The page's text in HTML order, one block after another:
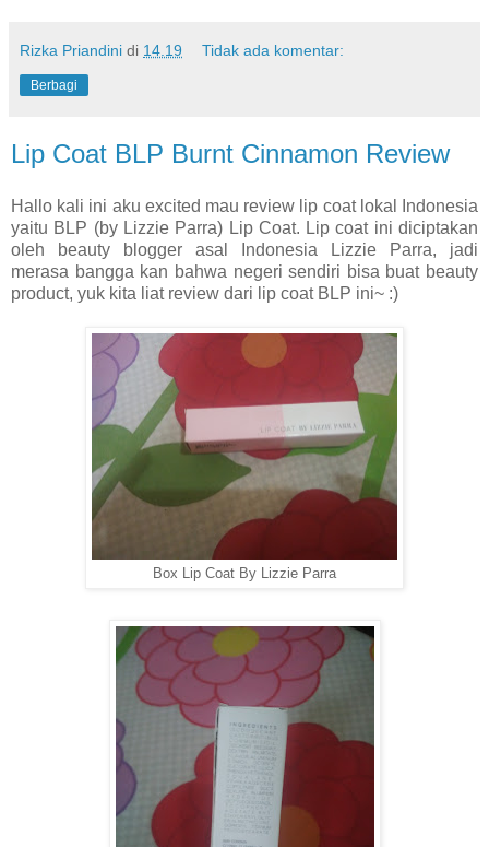
Rizka Priandini di 14.19 Tidak ada komentar:
Berbagi
Lip Coat BLP Burnt Cinnamon Review
Hallo kali ini aku excited mau review lip coat lokal Indonesia
yaitu BLP (by Lizzie Parra) Lip Coat. Lip coat ini diciptakan
oleh beauty blogger asal Indonesia Lizzie Parra, jadi
merasa bangga kan bahwa negeri sendiri bisa buat beauty
product, yuk kita liat review dari lip coat BLP ini~ :)
Box Lip Coat By Lizzie Parra